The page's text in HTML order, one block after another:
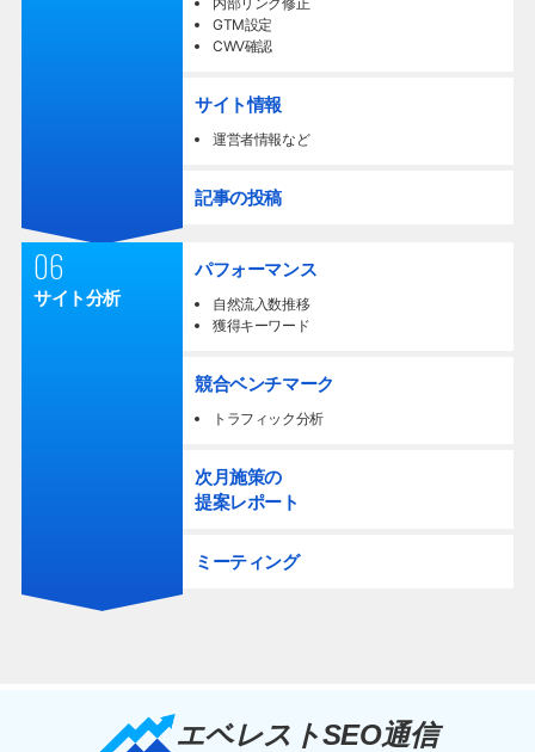
GTM設定
CWV確認
サイト情報
運営者情報など
記事の投稿
06
サイト分析
パフォーマンス
自然流入数推移
獲得キーワード
競合ベンチマーク
トラフィック分析
次月施策の
提案レポート
ミーティング
エベレストSEO通信